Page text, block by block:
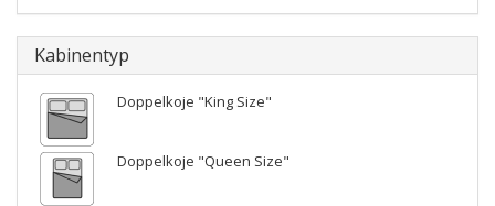
Kabinentyp
Doppelkoje "King Size"
Doppelkoje "Queen Size"